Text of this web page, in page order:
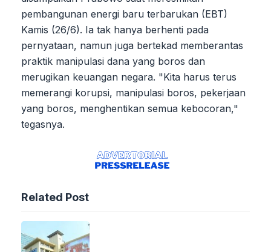
pembangunan energi baru terbarukan (EBT)
Kamis (26/6). Ia tak hanya berhenti pada
pernyataan, namun juga bertekad memberantas
praktik manipulasi dana yang boros dan
merugikan keuangan negara. "Kita harus terus
memerangi korupsi, manipulasi boros, pekerjaan
yang boros, menghentikan semua kebocoran,"
tegasnya.
Related Post